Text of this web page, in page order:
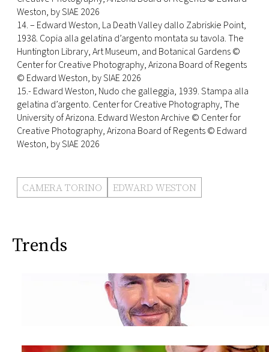
Weston, by SIAE 2026
14. – Edward Weston, La Death Valley dallo Zabriskie Point,
1938. Copia alla gelatina d’argento montata su tavola. The
Huntington Library, Art Museum, and Botanical Gardens ©
Center for Creative Photography, Arizona Board of Regents
© Edward Weston, by SIAE 2026
15.- Edward Weston, Nudo che galleggia, 1939. Stampa alla
gelatina d’argento. Center for Creative Photography, The
University of Arizona. Edward Weston Archive © Center for
Creative Photography, Arizona Board of Regents © Edward
Weston, by SIAE 2026
CAMERA TORINO EDWARD WESTON
Trends